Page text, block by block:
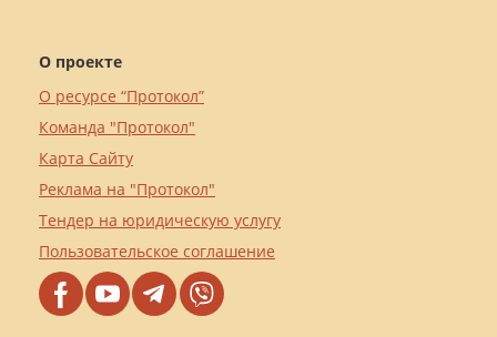
О проекте
О ресурсе “Протокол”
Команда "Протокол"
Карта Сайту
Реклама на "Протокол"
Тендер на юридическую услугу
Пользовательское соглашение